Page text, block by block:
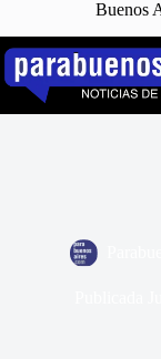
Buenos
Saltar
contenido